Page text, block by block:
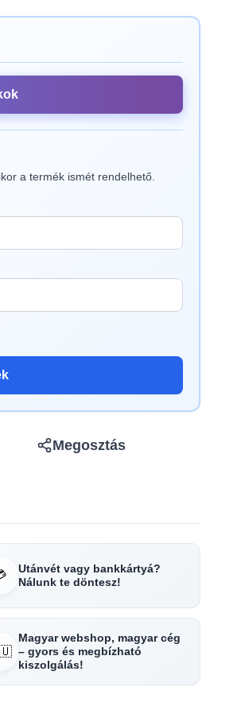
a termék ismét rendelhető.
Megosztás
Utánvét vagy bankkártyá?
Nálunk te döntesz!
Magyar webshop, magyar cég
– gyors és megbízható
kiszolgálás!